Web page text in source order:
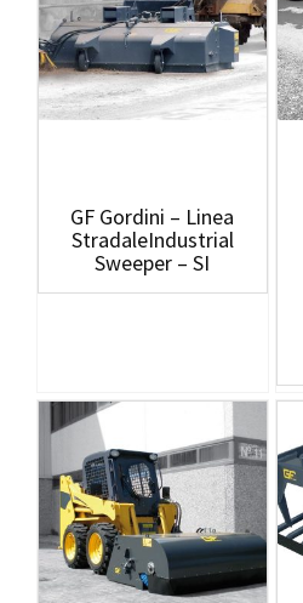
GF Gordini – Linea
StradaleIndustrial
Sweeper – SI